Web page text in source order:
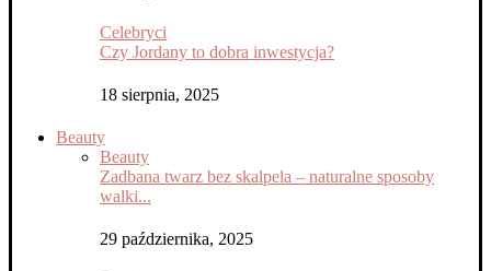
Celebryci
Czy Jordany to dobra inwestycja?
18 sierpnia, 2025
Beauty
Beauty
Zadbana twarz bez skalpela – naturalne sposoby
walki...
29 października, 2025